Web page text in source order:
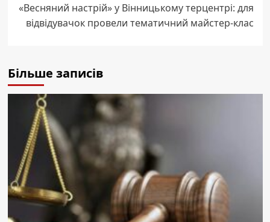
«Весняний настрій» у Вінницькому терцентрі: для
відвідувачок провели тематичний майстер-клас
Більше записів